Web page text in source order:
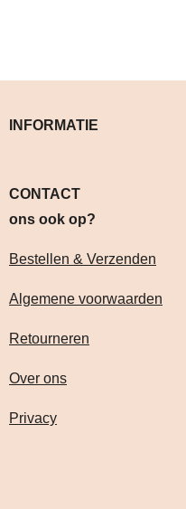
INFORMATIE
ons ook op?
Bestellen & Verzenden
Algemene voorwaarden
Retourneren
Over ons
Privacy